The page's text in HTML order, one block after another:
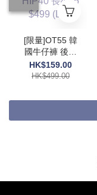
[限量]OT55 韓
國牛仔褲 後橡
筋腰 腰25-31
HIP40 長40.5
HK$159.00
HK$499.00